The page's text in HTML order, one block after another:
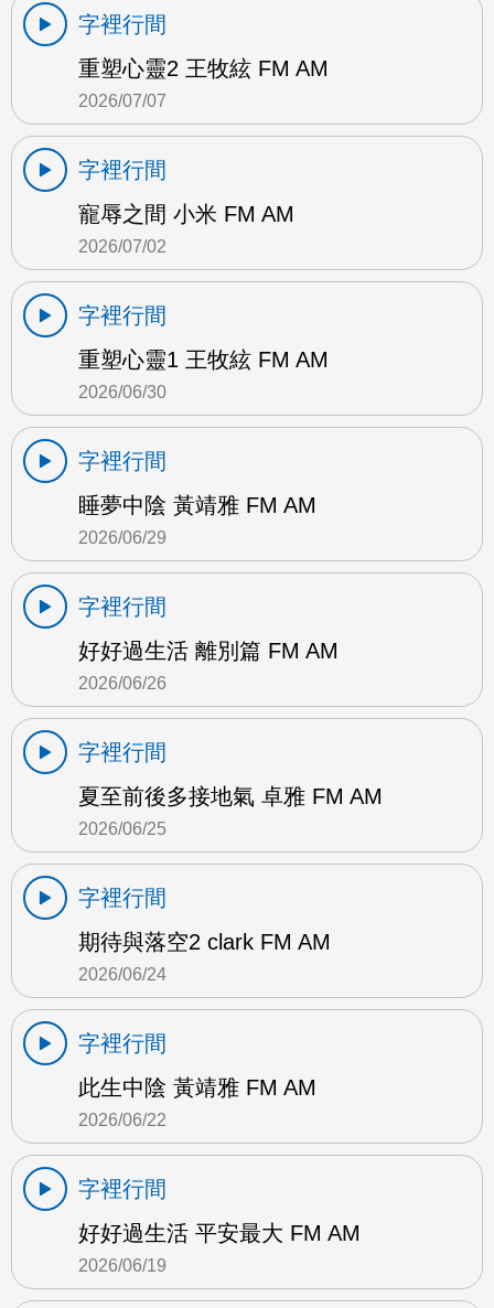
字裡行間
重塑心靈2 王牧絃 FM AM
2026/07/07
字裡行間
寵辱之間 小米 FM AM
2026/07/02
字裡行間
重塑心靈1 王牧絃 FM AM
2026/06/30
字裡行間
睡夢中陰 黃靖雅 FM AM
2026/06/29
字裡行間
好好過生活 離別篇 FM AM
2026/06/26
字裡行間
夏至前後多接地氣 卓雅 FM AM
2026/06/25
字裡行間
期待與落空2 clark FM AM
2026/06/24
字裡行間
此生中陰 黃靖雅 FM AM
2026/06/22
字裡行間
好好過生活 平安最大 FM AM
2026/06/19